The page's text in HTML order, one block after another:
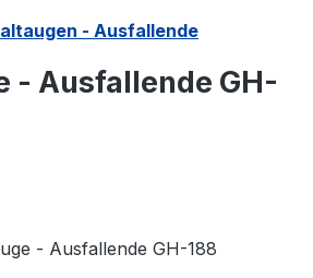
- Ausfallende
- Ausfallende GH-